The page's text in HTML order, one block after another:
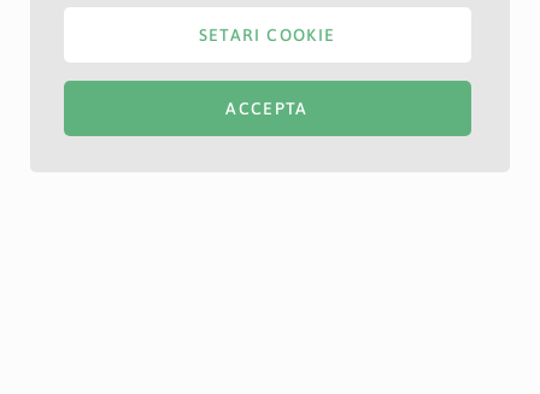
ACCEPTA
SETARI COOKIE